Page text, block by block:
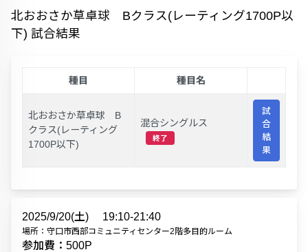
北おおさか草卓球 Bクラス(レーティング1700P以
下) 試合結果
種目 種目名
北おおさか草卓球 B
クラス(レーティング
1700P以下)
混合シングルス
終了
試
合
結
果
2025/9/20(土) 19:10-21:40
場所：守口市西部コミュニティセンター2階多目的ルーム
参加費：500P